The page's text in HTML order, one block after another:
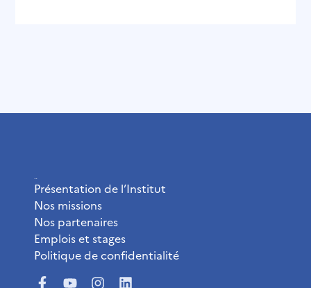
Présentation de l’Institut
Nos missions
Nos partenaires
Emplois et stages
Politique de confidentialité